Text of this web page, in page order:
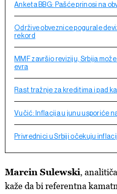
Anketa BBG: Pašće prinosi na
Održive obveznice pogurale
rekord
MMF završio reviziju, Srbija
evra
Rast tražnje za kreditima i pad
Vučić: Inflacija u junu usporiće
Privrednici u Srbiji očekuju
Marcin Sulewski,
kaže da bi referentna